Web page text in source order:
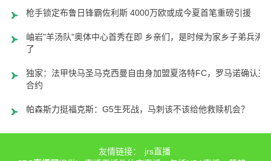
枪手锁定布鲁日锋霸佐利斯 4000万欧或成今夏首笔重磅引援
岫岩"羊汤队"奥体中心首秀在即 乡亲们，是时候为家乡子弟兵沸腾
了
独家：法甲快马圣马克西曼自由身加盟夏洛特FC，罗马诺确认三
合约
帕森斯力挺福克斯：G5生死战，马刺该不该给他救赎机会？
友情链接：
jrs直播